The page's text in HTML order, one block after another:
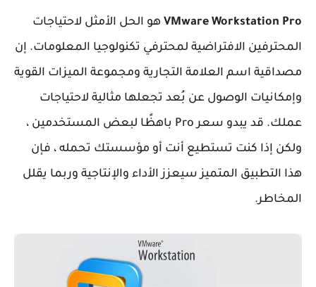
VMware Workstation Pro هو الحل الأمثل لاحتياجات
المحترفين الافتراضية لمحترفي تكنولوجيا المعلومات. إن
مصداقية اسم العلامة التجارية ومجموعة الميزات القوية
وإمكانيات الوصول عن بُعد تجعلها مثالية لاحتياجات
عملك. قد يبدو سعر Pro باهظًا لبعض المستخدمين ،
ولكن إذا كنت تستطيع أنت أو مؤسستك تحمله ، فإن
هذا التطبيق المتميز سيعزز الأداء والإنتاجية وربما يقلل
المخاطر.